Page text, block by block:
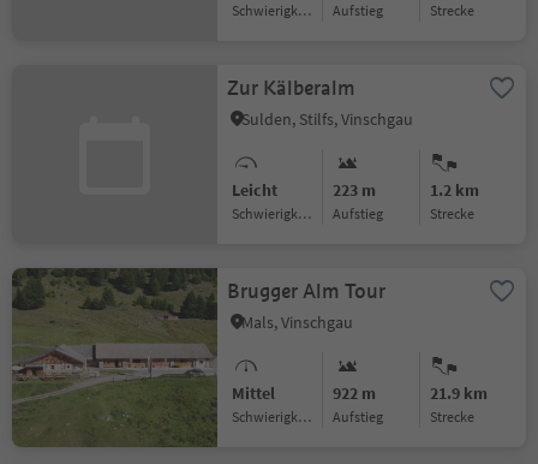
Schwierigkeitsgrad Aufstieg Strecke
Zur Kälberalm
Sulden, Stilfs, Vinschgau
Leicht
Schwierigkeitsgrad
223 m
Aufstieg
1.2 km
Strecke
Brugger Alm Tour
Mals, Vinschgau
Mittel
Schwierigkeitsgrad
922 m
Aufstieg
21.9 km
Strecke